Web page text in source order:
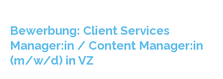
Bewerbung: Client Services
Manager:in / Content Manager:in
(m/w/d) in VZ